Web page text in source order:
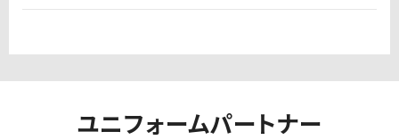
ユニフォームパートナー